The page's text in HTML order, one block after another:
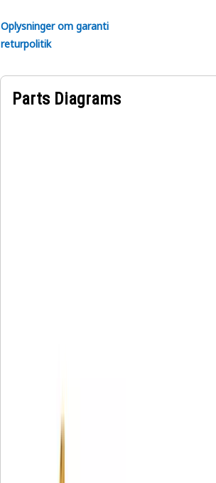
Oplysninger om garanti
returpolitik
Parts Diagrams